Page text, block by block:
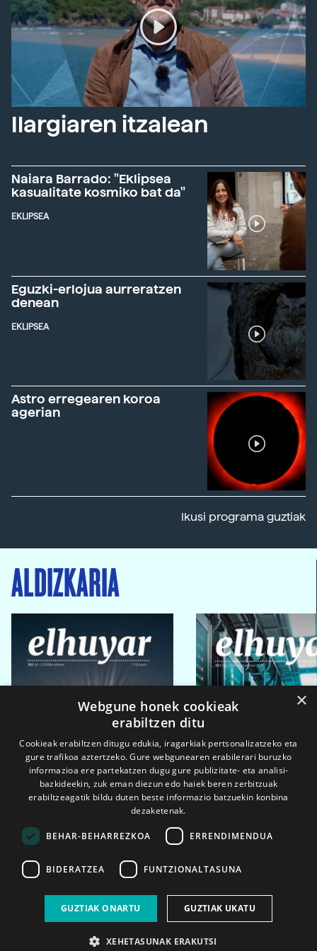
Ilargiaren itzalean
Naiara Barrado: "Eklipsea
kasualitate kosmiko bat da"
EKLIPSEA
Eguzki-erlojua aurreratzen
denean
EKLIPSEA
Astro erregearen koroa
agerian
Ikusi programa guztiak
ALDIZKARIA
2026ko eka. 1a 2026ko mar. 1a
×
Webgune honek cookieak
erabiltzen ditu
Cookieak erabiltzen ditugu edukia, iragarkiak pertsonalizatzeko eta
gure trafikoa aztertzeko. Gure webgunearen erabilerari buruzko
informazioa ere partekatzen dugu gure publizitate- eta analisi-
bazkideekin, zuk eman diezun edo haiek beren zerbitzuak
erabiltzeagatik bildu duten beste informazio batzuekin konbina
dezaketenak.
BEHAR-BEHARREZKOA ERRENDIMENDUA
BIDERATZEA FUNTZIONALTASUNA
GUZTIAK ONARTU GUZTIAK UKATU
XEHETASUNAK ERAKUTSI